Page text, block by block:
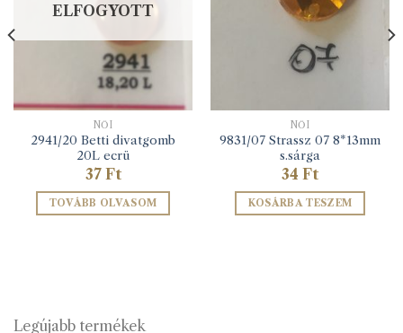
ELFOGYOTT
NŐI
2941/20 Betti divatgomb
20L ecrü
37 Ft
TOVÁBB OLVASOM
NŐI
9831/07 Strassz 07 8*13mm
s.sárga
34 Ft
KOSÁRBA TESZEM
Legújabb termékek